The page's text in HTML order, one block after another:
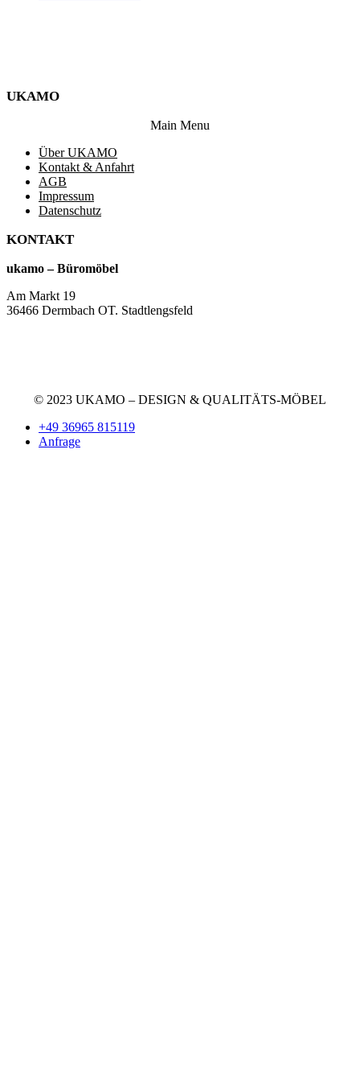
UKAMO
Main Menu
Über UKAMO
Kontakt & Anfahrt
AGB
Impressum
Datenschutz
KONTAKT
ukamo – Büromöbel
Am Markt 19
36466 Dermbach OT. Stadtlengsfeld
© 2023 UKAMO – DESIGN & QUALITÄTS-MÖBEL
+49 36965 815119
Anfrage